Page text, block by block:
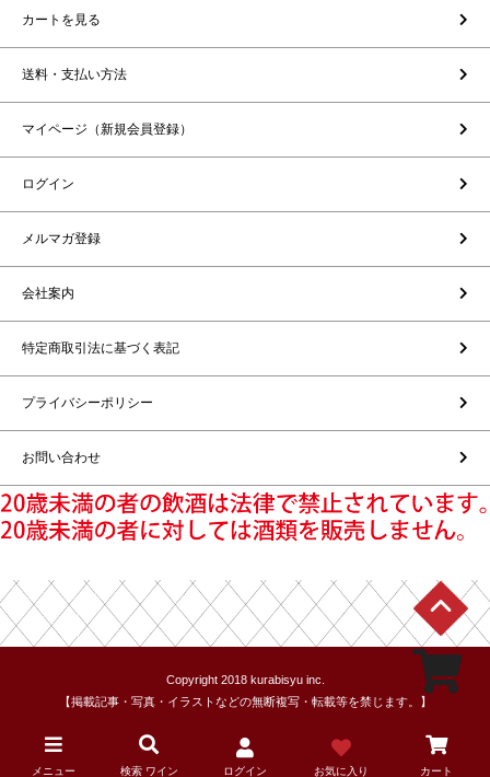
カートを見る
送料・支払い方法
マイページ（新規会員登録）
ログイン
メルマガ登録
会社案内
特定商取引法に基づく表記
プライバシーポリシー
お問い合わせ
Copyright 2018 kurabisyu inc.
【掲載記事・写真・イラストなどの無断複写・転載等を禁じます。】
メニュー 検索 ワイン ログイン お気に入り カート